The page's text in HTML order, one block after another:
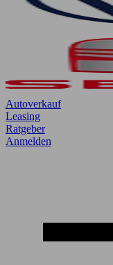
Autoverkauf
Leasing
Ratgeber
Anmelden